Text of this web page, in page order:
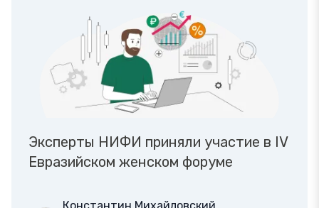
Эксперты НИФИ приняли участие в IV
Евразийском женском форуме
Константин Михайловский